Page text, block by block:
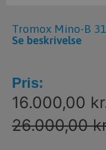
Tromox Mino-B
Se beskrivelse
Pris:
16.000,00
26.000,00